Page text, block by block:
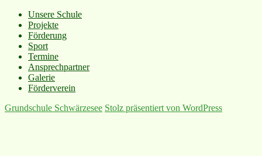
Unsere Schule
Projekte
Förderung
Sport
Termine
Ansprechpartner
Galerie
Förderverein
Grundschule Schwärzesee Stolz präsentiert von WordPress